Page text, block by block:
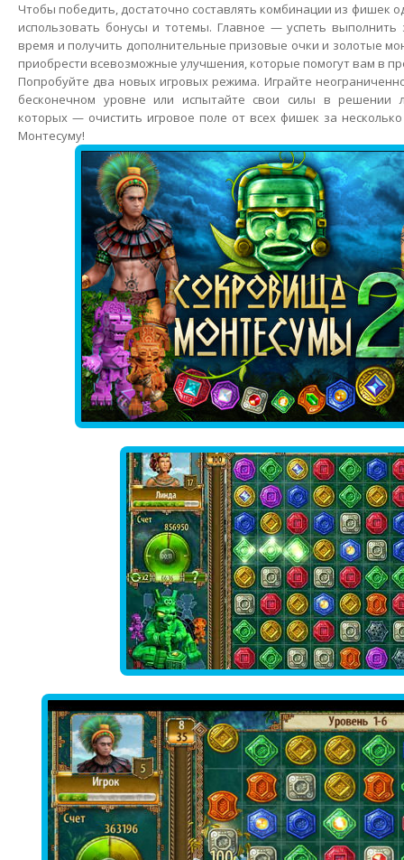
Чтобы победить, достаточно составлять комбинации из фишек
использовать бонусы и тотемы. Главное — успеть выполнить
время и получить дополнительные призовые очки и золотые
приобрести всевозможные улучшения, которые помогут вам в
Попробуйте два новых игровых режима. Играйте
бесконечном уровне или испытайте свои силы в решении
которых — очистить игровое поле от всех фишек за
Монтесуму!